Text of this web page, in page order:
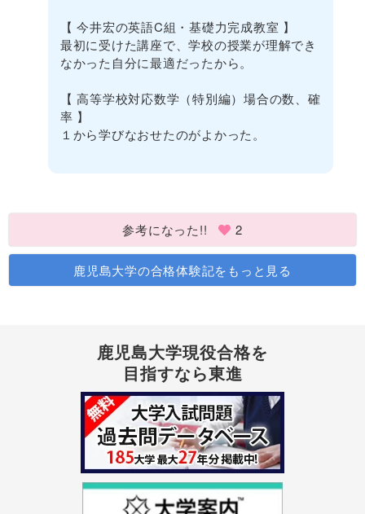
【 今井宏の英語C組・基礎力完成教室 】
最初に受けた講座で、学校の授業が理解でき
なかった自分に最適だったから。
【 高等学校対応数学（特別編）場合の数、確
率 】
１から学びなおせたのがよかった。
参考になった!! 2
鹿児島大学の合格体験記をもっと見る
鹿児島大学現役合格を
目指すなら東進